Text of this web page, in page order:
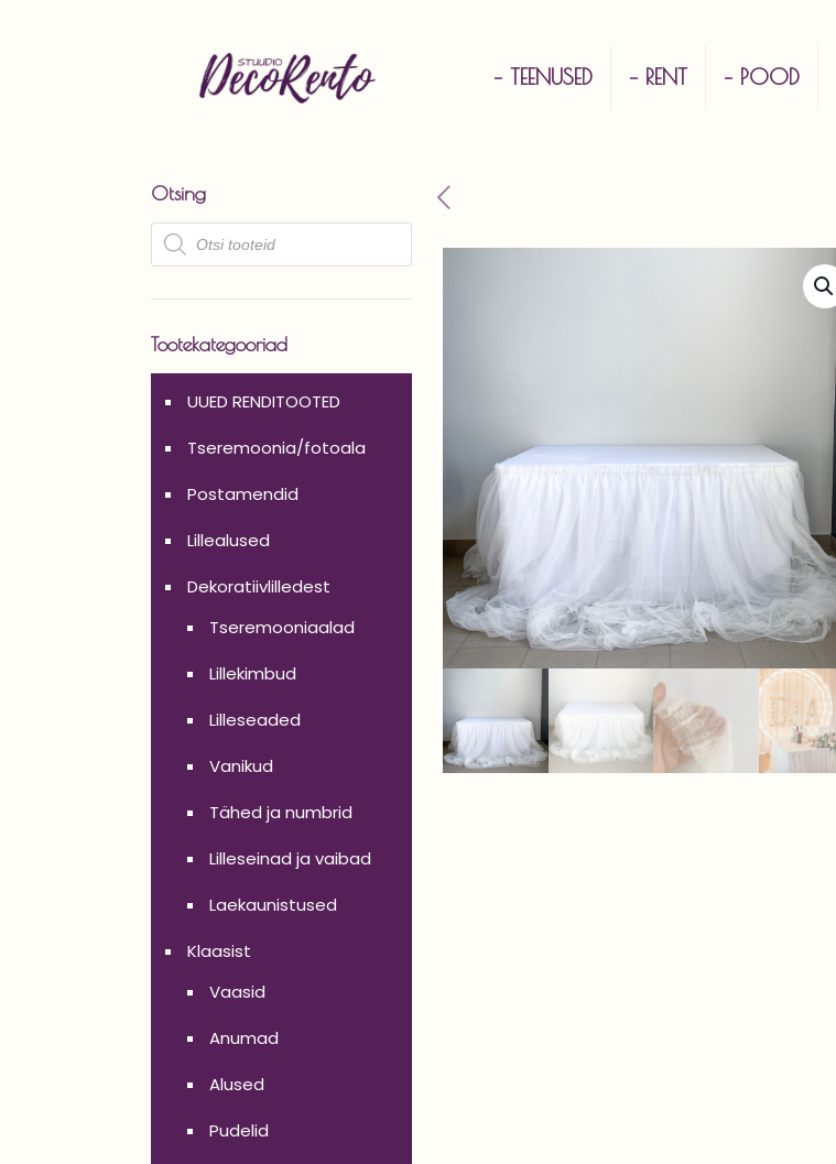
– TEENUSED – RENT – POOD
Otsing
Products
search
Tootekategooriad
UUED RENDITOOTED
Tseremoonia/fotoala
Postamendid
Lillealused
Dekoratiivlilledest
Tseremooniaalad
Lillekimbud
Lilleseaded
Vanikud
Tähed ja numbrid
Lilleseinad ja vaibad
Laekaunistused
Klaasist
Vaasid
Anumad
Alused
Pudelid